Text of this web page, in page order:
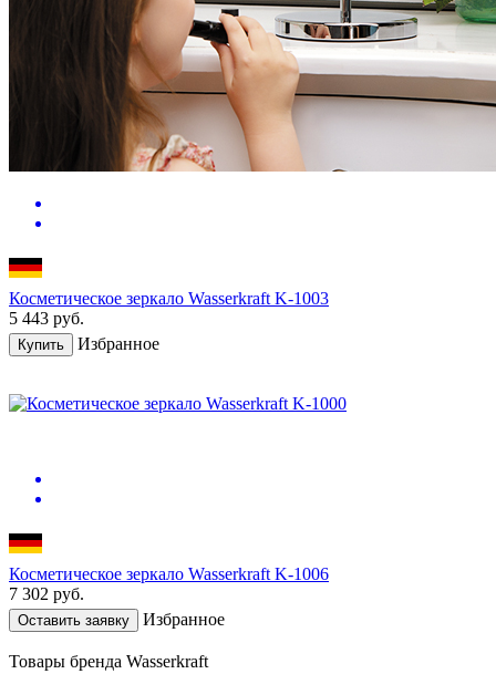
Косметическое зеркало Wasserkraft K-1003
5 443 руб.
Купить Избранное
Косметическое зеркало Wasserkraft K-1006
7 302 руб.
Оставить заявку Избранное
Товары бренда Wasserkraft